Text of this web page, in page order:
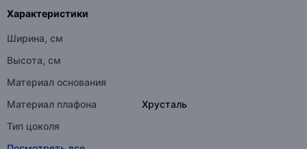
Характеристики
Ширина, см
Высота, см
Материал основания
Материал плафона
Хрусталь
Тип цоколя